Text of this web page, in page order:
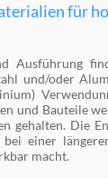
für
Ausführung
und/oder
und Bauteile
gehalten. Die
einer
macht.